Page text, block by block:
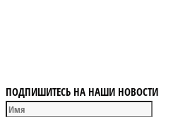
ПОДПИШИТЕСЬ НА НАШИ НОВОСТИ